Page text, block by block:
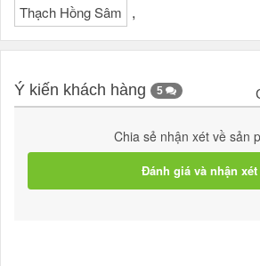
Thạch Hồng Sâm ,
Ý kiến khách hàng 5
Chia sẻ nhận xét về sản
Đánh giá và nhận xét